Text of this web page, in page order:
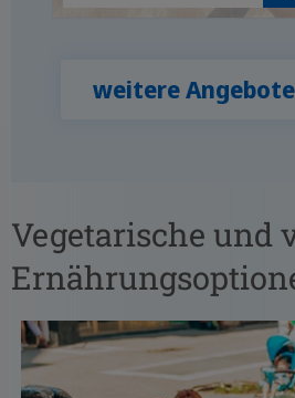
Salsastunden
Natur des
weitere
Vegetarische und